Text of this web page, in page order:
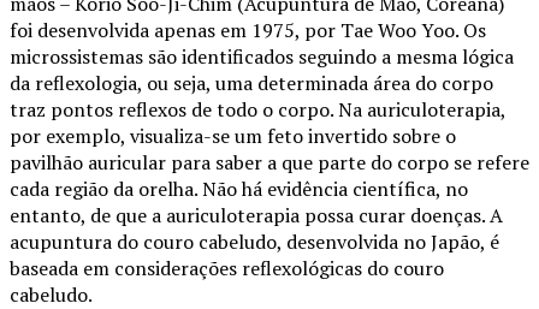
foi desenvolvida apenas em 1975, por Tae Woo Yoo. Os
microssistemas são identificados seguindo a mesma lógica
da reflexologia, ou seja, uma determinada área do corpo
traz pontos reflexos de todo o corpo. Na auriculoterapia,
por exemplo, visualiza-se um feto invertido sobre o
pavilhão auricular para saber a que parte do corpo se refere
cada região da orelha. Não há evidência científica, no
entanto, de que a auriculoterapia possa curar doenças. A
acupuntura do couro cabeludo, desenvolvida no Japão, é
baseada em considerações reflexológicas do couro
cabeludo.